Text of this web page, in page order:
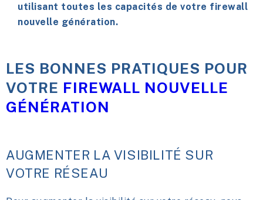
utilisant toutes les capacités de votre firewall
nouvelle génération.
LES BONNES PRATIQUES POUR
VOTRE FIREWALL NOUVELLE
GÉNÉRATION
AUGMENTER LA VISIBILITÉ SUR
VOTRE RÉSEAU